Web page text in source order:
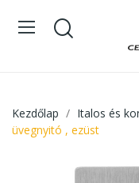
Kezdőlap Italos és
üvegnyitó , ezüst